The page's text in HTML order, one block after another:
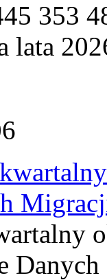
353
lata